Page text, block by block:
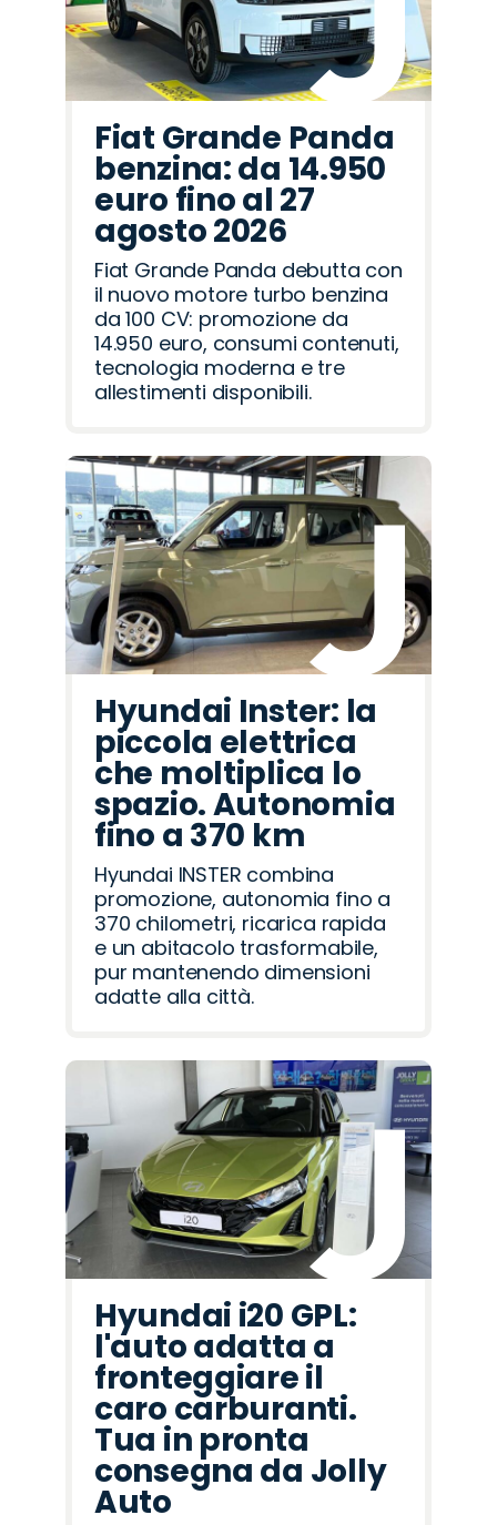
Fiat Grande Panda
benzina: da 14.950
euro fino al 27
agosto 2026
Fiat Grande Panda debutta con
il nuovo motore turbo benzina
da 100 CV: promozione da
14.950 euro, consumi contenuti,
tecnologia moderna e tre
allestimenti disponibili.
Hyundai Inster: la
piccola elettrica
che moltiplica lo
spazio. Autonomia
fino a 370 km
Hyundai INSTER combina
promozione, autonomia fino a
370 chilometri, ricarica rapida
e un abitacolo trasformabile,
pur mantenendo dimensioni
adatte alla città.
Hyundai i20 GPL:
l'auto adatta a
fronteggiare il
caro carburanti.
Tua in pronta
consegna da Jolly
Auto